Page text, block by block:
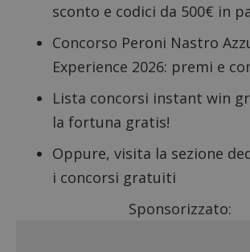
sconto e codici da 500€ in
Concorso Peroni Nastro
Experience 2026: premi e
Lista concorsi instant win
la fortuna gratis!
Oppure, visita la sezione
i concorsi gratuiti
Sponsorizzato: